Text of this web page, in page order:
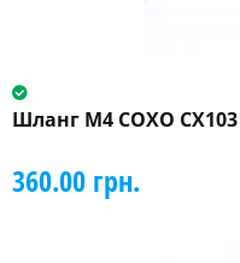
Шланг М4 COXO CX103
360.00 грн.